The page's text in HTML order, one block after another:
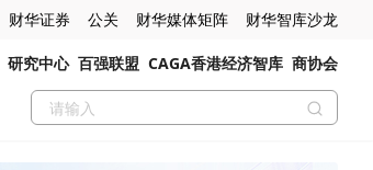
财华证券 公关 财华媒体矩阵 财华智库沙龙
研究中心 百强联盟 CAGA香港经济智库 商协会